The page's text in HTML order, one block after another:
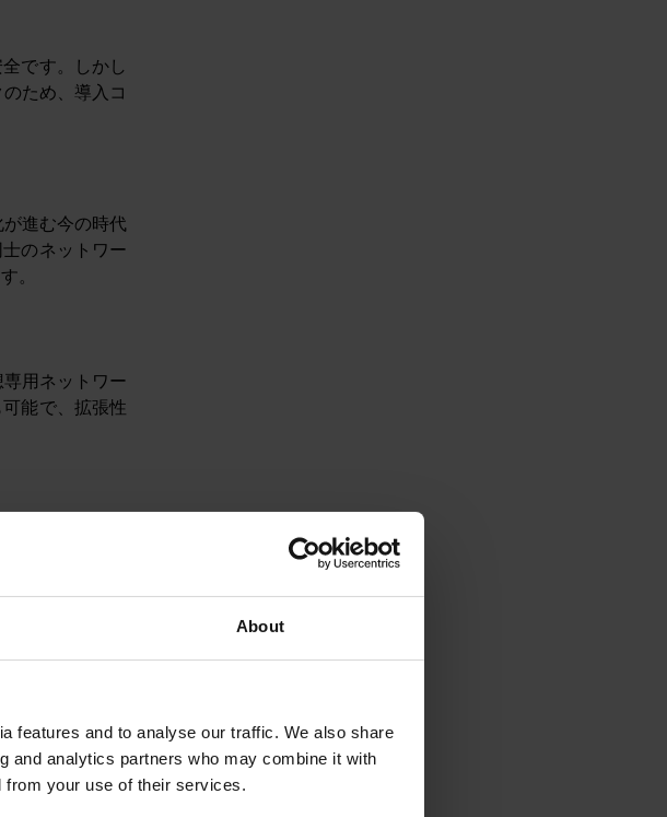
About
features and to analyse our traffic. We also share
and analytics partners who may combine it with
from your use of their services.
です。しかし
ため、導入コ
進む今の時代
のネットワー
。
用ネットワー
能で、拡張性
るには「トン
があります。